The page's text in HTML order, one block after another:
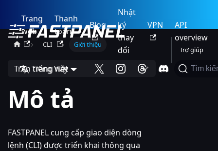
Trang
web
Thanh
toán
Blog
Nhật
ký
thay
đổi
VPN
API
overview
Tiếng Việt Tìm
CLI Giới thiệu
Trên trang này
Mô tả
FASTPANEL cung cấp giao diện dòng
lệnh (CLI) được triển khai thông qua
Trợ giúp